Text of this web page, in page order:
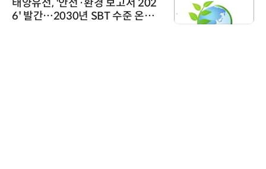
태양유전, '안전·환경 보고서 202
6' 발간…2030년 SBT 수준 온실